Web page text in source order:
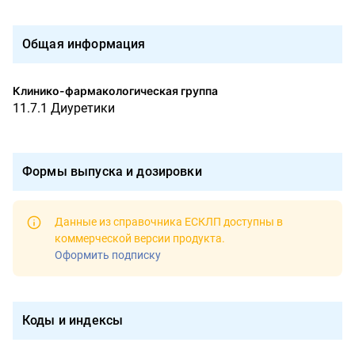
Общая информация
Клинико-фармакологическая группа
11.7.1 Диуретики
Формы выпуска и дозировки
Данные из справочника ЕСКЛП доступны в
коммерческой версии продукта.
Оформить подписку
Коды и индексы